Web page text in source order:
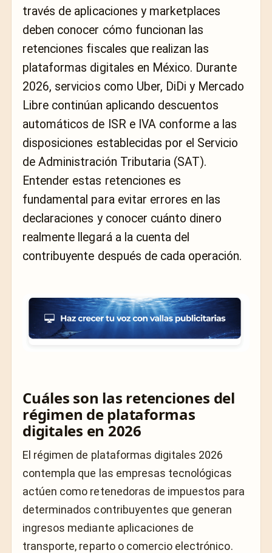
través de aplicaciones y marketplaces
deben conocer cómo funcionan las
retenciones fiscales que realizan las
plataformas digitales en México. Durante
2026, servicios como Uber, DiDi y Mercado
Libre continúan aplicando descuentos
automáticos de ISR e IVA conforme a las
disposiciones establecidas por el Servicio
de Administración Tributaria (SAT).
Entender estas retenciones es
fundamental para evitar errores en las
declaraciones y conocer cuánto dinero
realmente llegará a la cuenta del
contribuyente después de cada operación.
Cuáles son las retenciones del
régimen de plataformas
digitales en 2026
El régimen de plataformas digitales 2026
contempla que las empresas tecnológicas
actúen como retenedoras de impuestos para
determinados contribuyentes que generan
ingresos mediante aplicaciones de
transporte, reparto o comercio electrónico.